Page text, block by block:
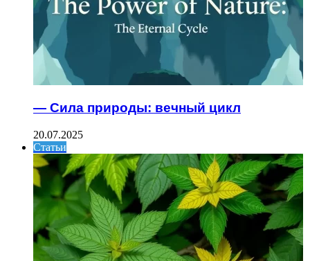
— Сила природы: вечный цикл
20.07.2025
Статьи